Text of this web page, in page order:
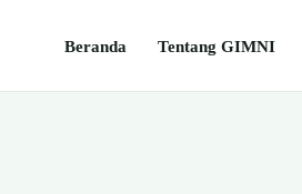
Beranda Tentang GIMNI